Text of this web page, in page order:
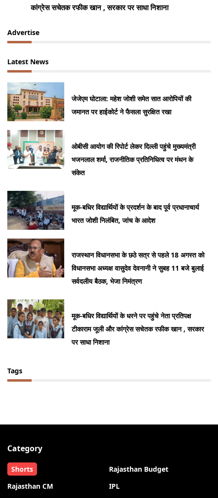
कांग्रेस सचेतक रफीक खान , सरकार पर साधा निशाना
Advertise
Latest News
जेजेएम घोटाला: महेश जोशी समेत सात आरोपियों की
जमानत पर हाईकोर्ट ने फैसला सुरक्षित रखा
ओबीसी आयोग की रिपोर्ट लेकर दिल्ली पहुंचे मुख्यमंत्री
भजनलाल शर्मा, राजनीतिक प्रतिनिधित्व पर मंथन के
संकेत
मूक-बधिर विद्यार्थियों के प्रदर्शन के बाद पूर्व प्रधानाचार्य
भारत जोशी निलंबित, जांच के आदेश
राजस्थान विधानसभा के छठे सत्र से पहले 18 अगस्त को
विधानसभा अध्यक्ष वासुदेव देवनानी ने सुबह 11 बजे बुलाई
सर्वदलीय बैठक, भेजा निमंत्रण
मूक-बधिर विद्यार्थियों के धरने पर पहुंचे नेता प्रतिपक्ष
टीकाराम जूली और कांग्रेस सचेतक रफीक खान , सरकार
पर साधा निशाना
Tags
Category
Shorts
Rajasthan Budget
Rajasthan CM
IPL